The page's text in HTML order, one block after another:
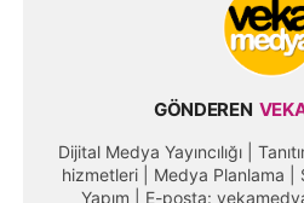
GÖNDEREN
Dijital Medya Yayıncılığı |
hizmetleri | Medya Planlama |
Yapım | E-posta: